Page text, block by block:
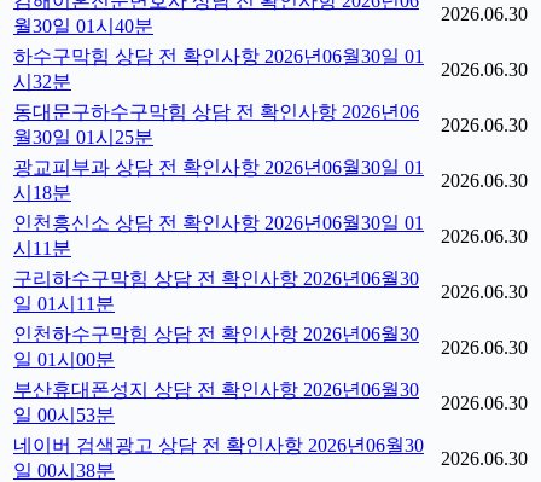
월30일 01시40분
2026.06.30
하수구막힘 상담 전 확인사항 2026년06월30일 01
시32분
2026.06.30
동대문구하수구막힘 상담 전 확인사항 2026년06
월30일 01시25분
2026.06.30
광교피부과 상담 전 확인사항 2026년06월30일 01
시18분
2026.06.30
인천흥신소 상담 전 확인사항 2026년06월30일 01
시11분
2026.06.30
구리하수구막힘 상담 전 확인사항 2026년06월30
일 01시11분
2026.06.30
인천하수구막힘 상담 전 확인사항 2026년06월30
일 01시00분
2026.06.30
부산휴대폰성지 상담 전 확인사항 2026년06월30
일 00시53분
2026.06.30
네이버 검색광고 상담 전 확인사항 2026년06월30
일 00시38분
2026.06.30